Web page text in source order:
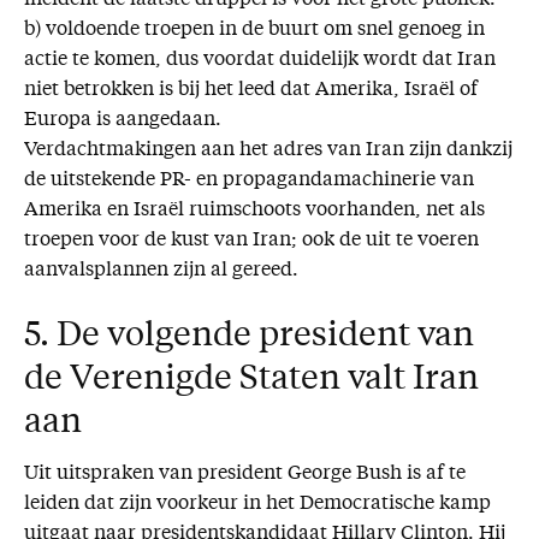
b) voldoende troepen in de buurt om snel genoeg in
actie te komen, dus voordat duidelijk wordt dat Iran
niet betrokken is bij het leed dat Amerika, Israël of
Europa is aangedaan.
Verdachtmakingen aan het adres van Iran zijn dankzij
de uitstekende PR- en propagandamachinerie van
Amerika en Israël ruimschoots voorhanden, net als
troepen voor de kust van Iran; ook de uit te voeren
aanvalsplannen zijn al gereed.
5. De volgende president van
de Verenigde Staten valt Iran
aan
Uit uitspraken van president George Bush is af te
leiden dat zijn voorkeur in het Democratische kamp
uitgaat naar presidentskandidaat Hillary Clinton. Hij